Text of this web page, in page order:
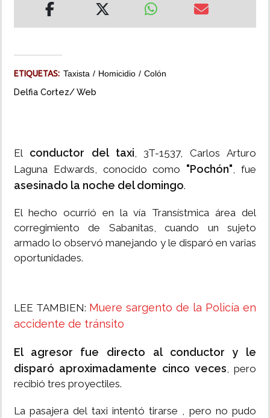
ETIQUETAS: Taxista Homicidio Colón
Delfia Cortez/ Web
El conductor del taxi, 3T-1537, Carlos Arturo
Laguna Edwards, conocido como "Pochón", fue
asesinado la noche del domingo.
El hecho ocurrió en la vía Transístmica área del
corregimiento de Sabanitas, cuando un sujeto
armado lo observó manejando y le disparó en varias
oportunidades.
LEE TAMBIEN: Muere sargento de la Policía en
accidente de tránsito
El agresor fue directo al conductor y le
disparó aproximadamente cinco veces, pero
recibió tres proyectiles.
La pasajera del taxi intentó tirarse , pero no pudo